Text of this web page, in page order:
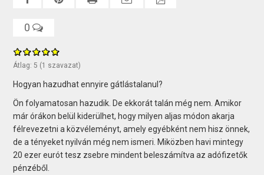
0
Átlag: 5 (1 szavazat)
Hogyan hazudhat ennyire gátlástalanul?
Ön folyamatosan hazudik. De ekkorát talán még nem. Amikor
már órákon belül kiderülhet, hogy milyen aljas módon akarja
félrevezetni a közvéleményt, amely egyébként nem hisz önnek,
de a tényeket nyilván még nem ismeri. Miközben havi mintegy
20 ezer eurót tesz zsebre mindent beleszámítva az adófizetők
pénzéből.